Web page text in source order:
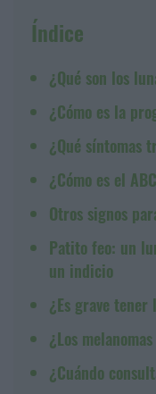
Índice
¿Qué son los
¿Cómo es la
¿Qué síntomas
¿Cómo es el
Otros signos
Patito feo: un
un indicio
¿Es grave tener
¿Los
¿Cuándo